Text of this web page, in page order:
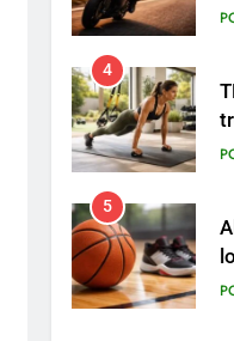
4
5